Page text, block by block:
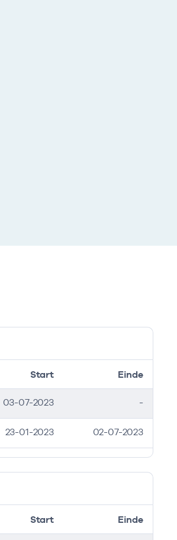
Start Einde
03-07-2023 -
23-01-2023 02-07-2023
Start Einde